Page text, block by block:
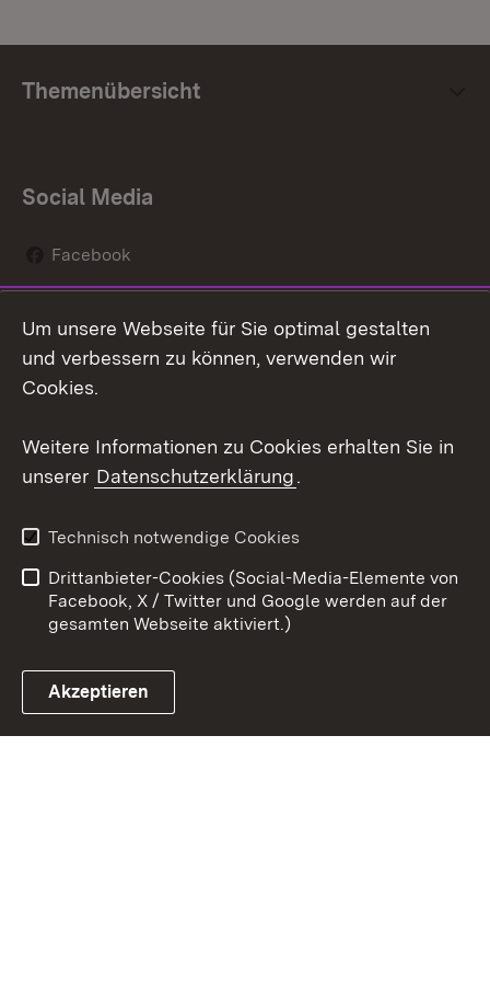
Themenübersicht
Social Media
Facebook
Social Wall
Youtube
Link zum Landesportal
Kontakt
Datenschutz
Barrierefreiheit
Impressum Cookies
Um unsere Webseite für Sie optimal gestalten
und verbessern zu können, verwenden wir
Cookies.
Weitere Informationen zu Cookies erhalten Sie in
unserer Datenschutzerklärung.
Technisch notwendige Cookies
Drittanbieter-Cookies (Social-Media-Elemente von
Facebook, X / Twitter und Google werden auf der
gesamten Webseite aktiviert.)
Akzeptieren